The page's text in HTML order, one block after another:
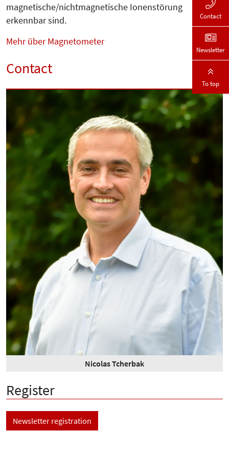
magnetische/nichtmagnetische Ionenstörung
erkennbar sind.
Mehr über Magnetometer
Contact
Nicolas Tcherbak
Register
Newsletter registration
Contact
Newsletter
To top